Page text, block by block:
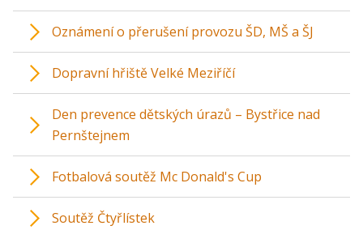
Oznámení o přerušení provozu ŠD, MŠ a ŠJ
Dopravní hřiště Velké Meziříčí
Den prevence dětských úrazů – Bystřice nad
Pernštejnem
Fotbalová soutěž Mc Donald's Cup
Soutěž Čtyřlístek